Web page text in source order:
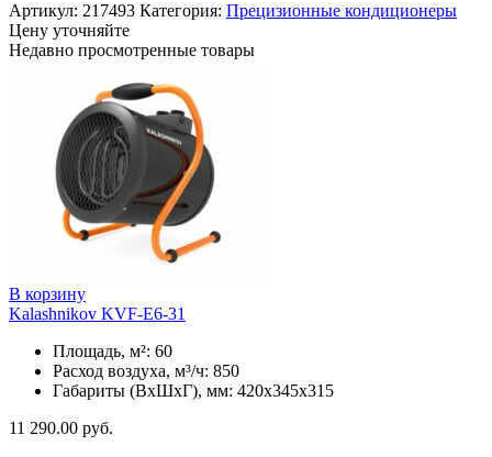
Артикул: 217493 Категория: Прецизионные кондиционеры
Цену уточняйте
Недавно просмотренные товары
В корзину
Kalashnikov KVF-E6-31
Площадь, м²: 60
Расход воздуха, м³/ч: 850
Габариты (ВхШхГ), мм: 420x345x315
11 290.00 руб.